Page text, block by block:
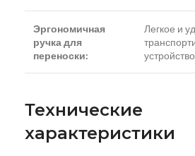
Эргономичная
ручка для
переноски:
Легкое и
Технические
характеристики